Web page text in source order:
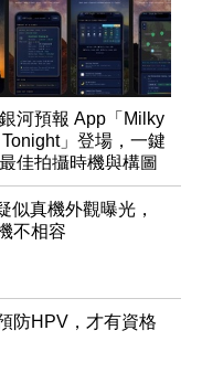
河預報 App「Milky
」登場，一鍵
佳拍攝時機與構圖
似真機外觀曝光，
不相容
防HPV，才有資格